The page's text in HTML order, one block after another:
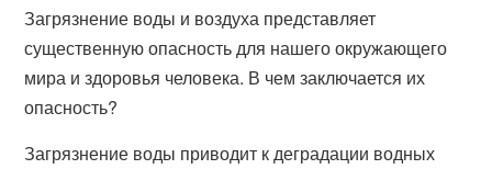
Загрязнение воды и воздуха представляет
существенную опасность для нашего окружающего
мира и здоровья человека. В чем заключается их
опасность?
Загрязнение воды приводит к деградации водных